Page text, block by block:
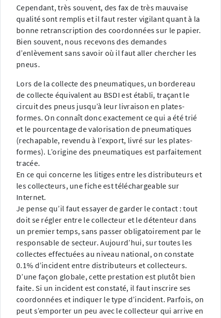
Cependant, très souvent, des fax de très mauvaise
qualité sont remplis et il faut rester vigilant quant à la
bonne retranscription des coordonnées sur le papier.
Bien souvent, nous recevons des demandes
d’enlèvement sans savoir où il faut aller chercher les
pneus.
Lors de la collecte des pneumatiques, un bordereau
de collecte équivalent au BSDI est établi, traçant le
circuit des pneus jusqu’à leur livraison en plates-
formes. On connaît donc exactement ce qui a été trié
et le pourcentage de valorisation de pneumatiques
(rechapable, revendu à l’export, livré sur les plates-
formes). L’origine des pneumatiques est parfaitement
tracée.
En ce qui concerne les litiges entre les distributeurs et
les collecteurs, une fiche est téléchargeable sur
Internet.
Je pense qu’il faut essayer de garder le contact : tout
doit se régler entre le collecteur et le détenteur dans
un premier temps, sans passer obligatoirement par le
responsable de secteur. Aujourd’hui, sur toutes les
collectes effectuées au niveau national, on constate
0.1% d’incident entre distributeurs et collecteurs.
D’une façon globale, cette prestation est plutôt bien
faite. Si un incident est constaté, il faut inscrire ses
coordonnées et indiquer le type d’incident. Parfois, on
peut s’emporter un peu avec le collecteur qui arrive en